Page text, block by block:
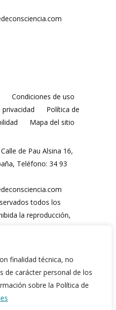
finalidad técnica, no
de carácter personal de los
sobre la Política de
Condiciones de uso
Política de
Mapa del sitio
de Pau Alsina 16,
Teléfono: 34 93
todos los
la reproducción,
de los contenidos
por escrito
o de sus legítimos